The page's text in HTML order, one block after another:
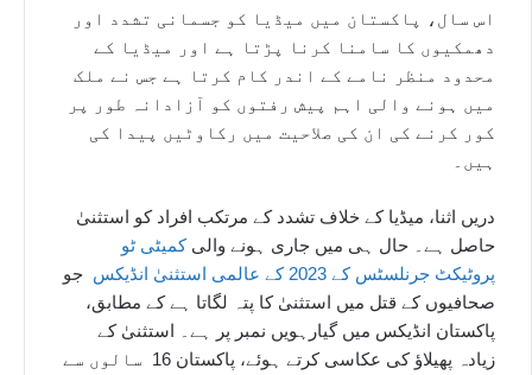
اس سال، پاکستان میں میڈیا کو جسمانی تشدد اور
دھمکیوں کا سامنا کرنا پڑتا ہے اور میڈیا کے
محدود منظر نامے کے اندر کام کرتا ہے جس نے ملک
میں ہونے والی اہم پیش رفتوں کو آزادانہ طور پر
کور کرنے کی ان کی صلاحیت میں رکاوٹیں پیدا کی
ہیں۔
دریں اثنا، میڈیا کے خلاف تشدد کے مرتکب افراد کو استثنیٰ
حاصل ہے۔ حال ہی میں جاری ہونے والیکمیٹی ٹو
پروٹیکٹ جرنلسٹس کے 2023 کے عالمی استثنیٰ انڈیکس
جو
صحافیوں کے قتل میں استثنیٰ کا پتہ لگاتا ہے کے مطابق،
پاکستان انڈیکس میں گیارہویں نمبر پر ہے۔ استثنیٰ کے
زیادہ پھیلاؤ کی عکاسی کرتے ہوئے، پاکستان 16 سالوں سے